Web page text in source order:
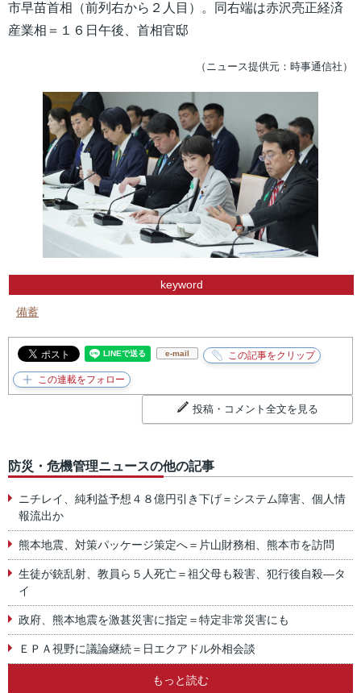
市早苗首相（前列右から２人目）。同右端は赤沢亮正経済
産業相＝１６日午後、首相官邸
（ニュース提供元：時事通信社）
keyword
備蓄
e-mail
投稿・コメント全文を見る
防災・危機管理ニュースの他の記事
ニチレイ、純利益予想４８億円引き下げ＝システム障害、個人情
報流出か
熊本地震、対策パッケージ策定へ＝片山財務相、熊本市を訪問
生徒が銃乱射、教員ら５人死亡＝祖父母も殺害、犯行後自殺―タ
イ
政府、熊本地震を激甚災害に指定＝特定非常災害にも
ＥＰＡ視野に議論継続＝日エクアドル外相会談
もっと読む